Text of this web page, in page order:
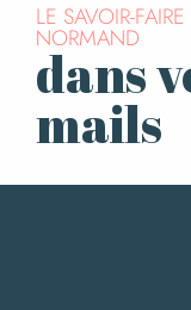
LE SAVOIR-FAIRE
NORMAND
dans
mails